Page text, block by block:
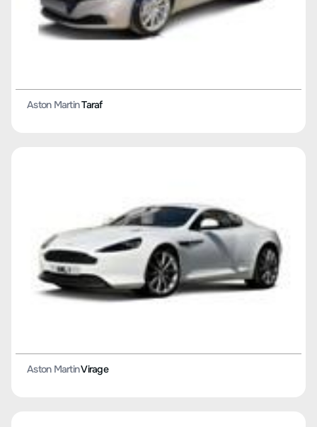
Aston MartinTaraf
Aston MartinVirage